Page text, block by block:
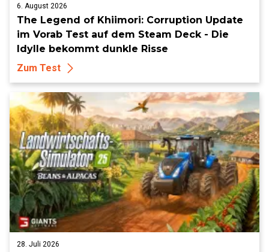
6. August 2026
The Legend of Khiimori: Corruption Update
im Vorab Test auf dem Steam Deck - Die
Idylle bekommt dunkle Risse
Zum Test
28. Juli 2026